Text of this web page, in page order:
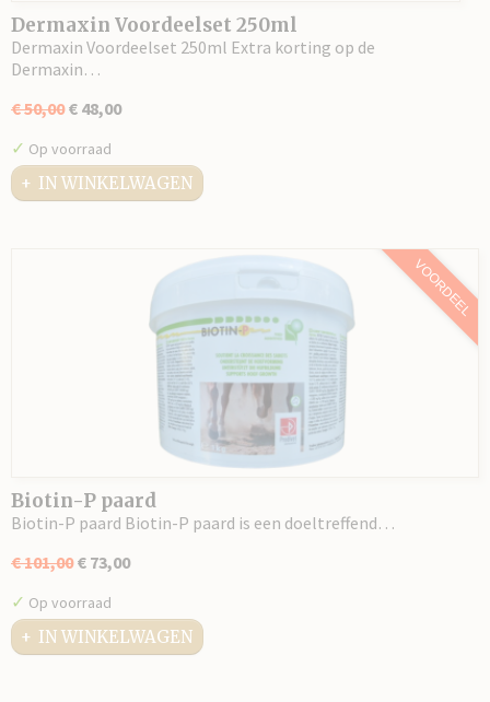
Dermaxin Voordeelset 250ml
Dermaxin Voordeelset 250ml Extra korting op de
Dermaxin…
€ 50,00 € 48,00
✓ Op voorraad
IN WINKELWAGEN
VOORDEEL
Biotin-P paard
Biotin-P paard Biotin-P paard is een doeltreffend…
€ 101,00 € 73,00
✓ Op voorraad
IN WINKELWAGEN